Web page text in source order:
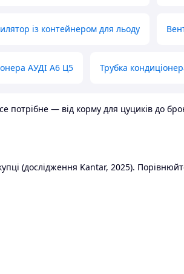
із контейнером для льоду
АУДІ А6 Ц5 Трубка
— від корму для цуциків до
(дослідження Kantar, 2025).